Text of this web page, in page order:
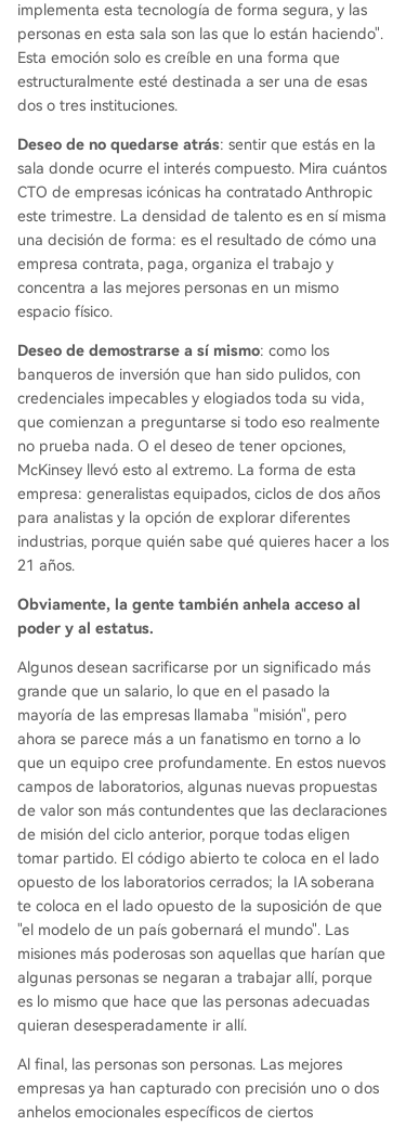
implementa esta tecnología de forma segura, y las
personas en esta sala son las que lo están haciendo".
Esta emoción solo es creíble en una forma que
estructuralmente esté destinada a ser una de esas
dos o tres instituciones.
Deseo de no quedarse atrás: sentir que estás en la
sala donde ocurre el interés compuesto. Mira cuántos
CTO de empresas icónicas ha contratado Anthropic
este trimestre. La densidad de talento es en sí misma
una decisión de forma: es el resultado de cómo una
empresa contrata, paga, organiza el trabajo y
concentra a las mejores personas en un mismo
espacio físico.
Deseo de demostrarse a sí mismo: como los
banqueros de inversión que han sido pulidos, con
credenciales impecables y elogiados toda su vida,
que comienzan a preguntarse si todo eso realmente
no prueba nada. O el deseo de tener opciones,
McKinsey llevó esto al extremo. La forma de esta
empresa: generalistas equipados, ciclos de dos años
para analistas y la opción de explorar diferentes
industrias, porque quién sabe qué quieres hacer a los
21 años.
Obviamente, la gente también anhela acceso al
poder y al estatus.
Algunos desean sacrificarse por un significado más
grande que un salario, lo que en el pasado la
mayoría de las empresas llamaba "misión", pero
ahora se parece más a un fanatismo en torno a lo
que un equipo cree profundamente. En estos nuevos
campos de laboratorios, algunas nuevas propuestas
de valor son más contundentes que las declaraciones
de misión del ciclo anterior, porque todas eligen
tomar partido. El código abierto te coloca en el lado
opuesto de los laboratorios cerrados; la IA soberana
te coloca en el lado opuesto de la suposición de que
"el modelo de un país gobernará el mundo". Las
misiones más poderosas son aquellas que harían que
algunas personas se negaran a trabajar allí, porque
es lo mismo que hace que las personas adecuadas
quieran desesperadamente ir allí.
Al final, las personas son personas. Las mejores
empresas ya han capturado con precisión uno o dos
anhelos emocionales específicos de ciertos